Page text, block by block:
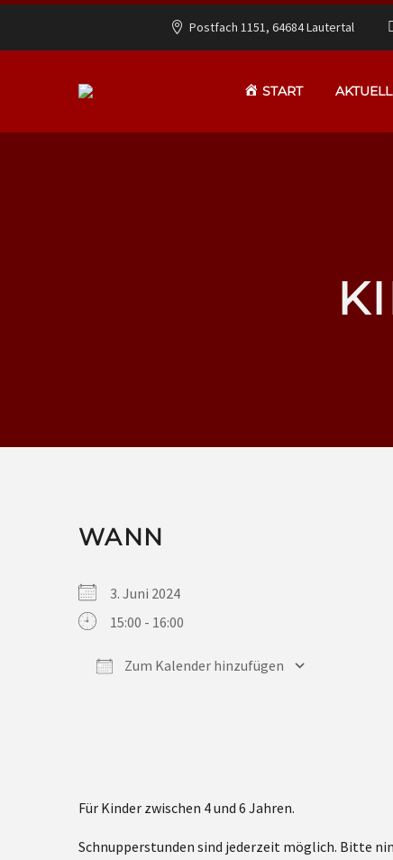
Postfach 1151, 64684 Lautertal
START
WANN
3. Juni 2024
15:00 - 16:00
Zum Kalender hinzufügen
Für Kinder zwischen 4 und 6 Jahren.
Schnupperstunden sind jederzeit möglich. Bitte